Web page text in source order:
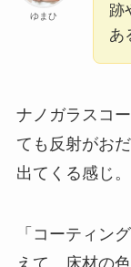
ゆまひ
跡
あ
ナノガラスコ
ても反射がお
出てくる感じ。
「コーティン